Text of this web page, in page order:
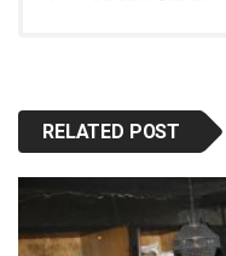
RELATED POST